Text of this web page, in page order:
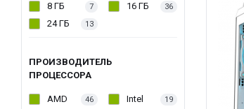
8 ГБ 7 16 ГБ 36
24 ГБ 13
ПРОИЗВОДИТЕЛЬ
ПРОЦЕССОРА
AMD 46 Intel 19